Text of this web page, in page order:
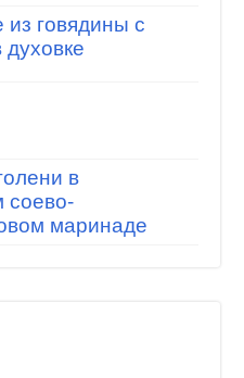
говядины с
духовке
в
соево-
маринаде